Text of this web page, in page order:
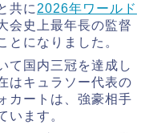
共に 2026年ワールド
会史上最年長の監督
とになりました。
て国内三冠を達成し
はキュラソー代表の
カートは、強豪相手
います。